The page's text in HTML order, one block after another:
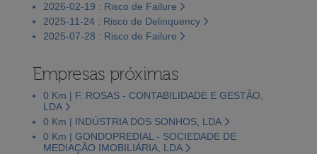
2026-02-19 : Risco de Failure
2025-11-24 : Risco de Delinquency
2025-07-28 : Risco de Failure
Empresas próximas
0 Km | F. ROSAS - CONTABILIDADE E GESTÃO,
LDA
0 Km | INDÚSTRIA DOS SONHOS, LDA
0 Km | GONDOPREDIAL - SOCIEDADE DE
MEDIAÇÃO IMOBILIÁRIA, LDA